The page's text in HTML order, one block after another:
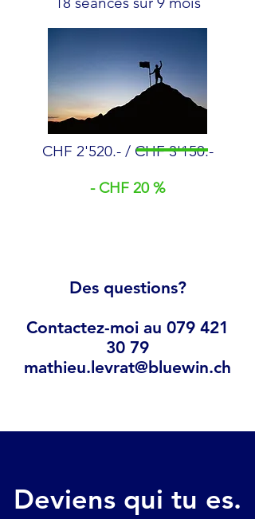
CHF 2'520.- / CHF 3'150.-
- CHF 20 %
Des questions?
Contactez-moi au 079 421
30 79
mathieu.levrat@bluewin.ch
Deviens qui tu es.